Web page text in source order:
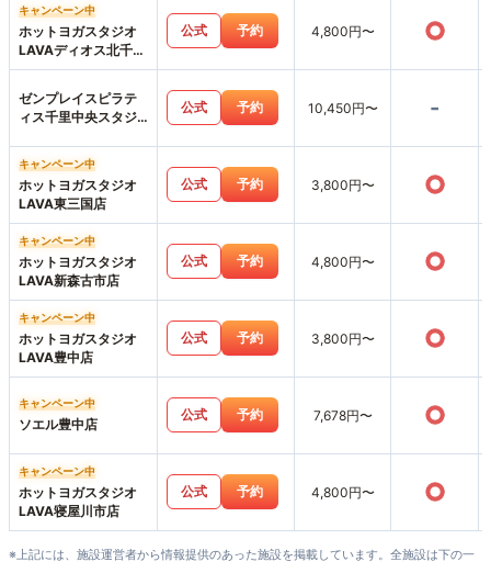
キャンペーン中
ホットヨガスタジオ
LAVAディオス北千里
店
公式 予約 4,800円〜 ○
ゼンプレイスピラテ
ィス千里中央スタジ
公式 予約 10,450円〜 -
キャンペーン中
ホットヨガスタジオ
LAVA東三国店
公式 予約 3,800円〜 ○
キャンペーン中
ホットヨガスタジオ
LAVA新森古市店
公式 予約 4,800円〜 ○
キャンペーン中
ホットヨガスタジオ
LAVA豊中店
公式 予約 3,800円〜 ○
キャンペーン中
ソエル豊中店
公式 予約 7,678円〜 ○
キャンペーン中
ホットヨガスタジオ
LAVA寝屋川市店
公式 予約 4,800円〜 ○
※上記には、施設運営者から情報提供のあった施設を掲載しています。全施設は下の一